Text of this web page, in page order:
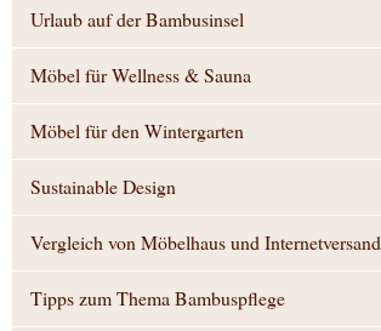
Urlaub auf der Bambusinsel
Möbel für Wellness & Sauna
Möbel für den Wintergarten
Sustainable Design
Vergleich von Möbelhaus und Internetversand
Tipps zum Thema Bambuspflege